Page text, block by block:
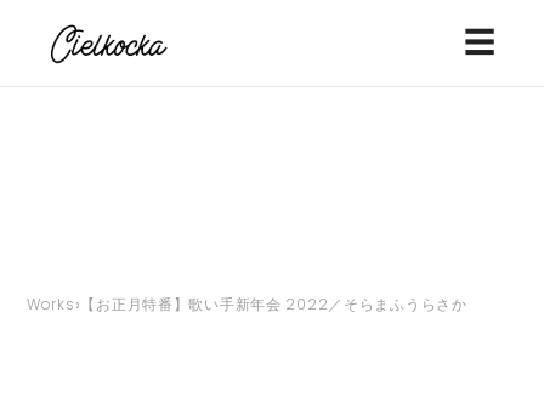
☰
Works› 【お正月特番】歌い手新年会 2022／そらまふうらさか